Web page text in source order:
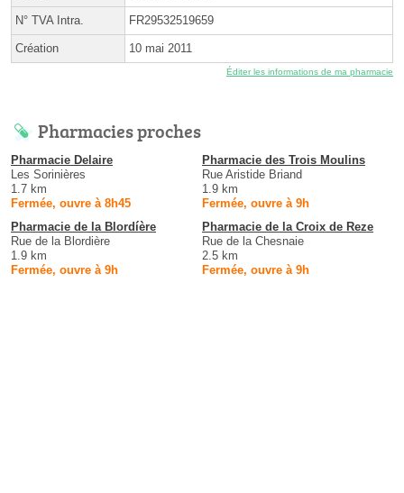
N° TVA Intra. FR29532519659
Création 10 mai 2011
Éditer les informations de ma pharmacie
Pharmacies proches
Pharmacie Delaire
Les Sorinières
1.7 km
Fermée, ouvre à 8h45
Pharmacie des Trois Moulins
Rue Aristide Briand
1.9 km
Fermée, ouvre à 9h
Pharmacie de la Blordíère
Rue de la Blordière
1.9 km
Fermée, ouvre à 9h
Pharmacie de la Croix de Reze
Rue de la Chesnaie
2.5 km
Fermée, ouvre à 9h